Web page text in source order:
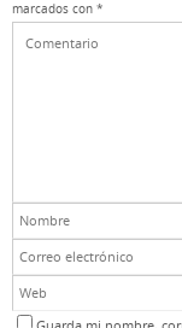
marcados con *